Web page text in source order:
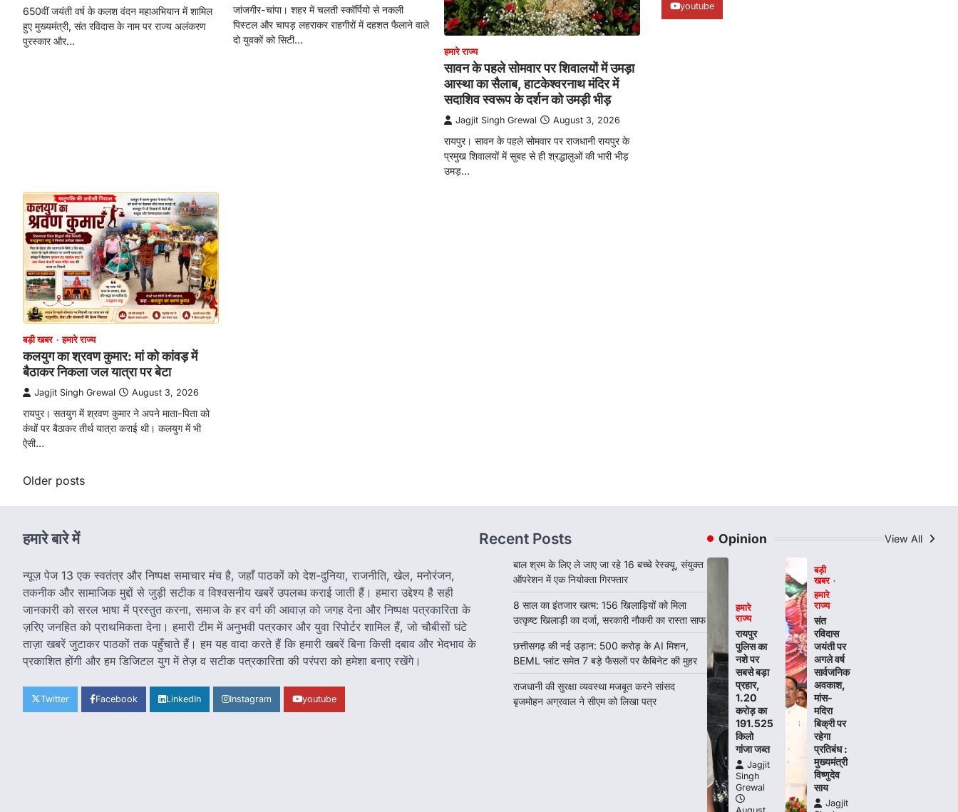
650वीं जयंती वर्ष के कलश वंदन महाअभियान में शामिल
हुए मुख्यमंत्री, संत रविदास के नाम पर राज्य अलंकरण
पुरस्कार और…
जांजगीर-चांपा। शहर में चलती स्कॉर्पियो से नकली
पिस्टल और चापड़ लहराकर राहगीरों में दहशत फैलाने वाले
दो युवकों को सिटी…
हमारे राज्य
सावन के पहले सोमवार पर शिवालयों में उमड़ा
आस्था का सैलाब, हाटकेश्वरनाथ मंदिर में
सदाशिव स्वरूप के दर्शन को उमड़ी भीड़
Jagjit Singh Grewal August 3, 2026
रायपुर। सावन के पहले सोमवार पर राजधानी रायपुर के
प्रमुख शिवालयों में सुबह से ही श्रद्धालुओं की भारी भीड़
उमड़…
बड़ी खबर हमारे राज्य
कलयुग का श्रवण कुमार: मां को कांवड़ में
बैठाकर निकला जल यात्रा पर बेटा
Jagjit Singh Grewal August 3, 2026
रायपुर। सतयुग में श्रवण कुमार ने अपने माता-पिता को
कंधों पर बैठाकर तीर्थ यात्रा कराई थी। कलयुग में भी
ऐसी…
Posts
navigation
Older posts
लिखा पत्र
2026
कमिश्नरेट के पुनर्गठन, 660 रिक्त पद भरने और
500 अतिरिक्त पुलिसकर्मियों की तैनाती की मांग…
youtube
हमारे बारे में
न्यूज़ पेज 13 एक स्वतंत्र और निष्पक्ष समाचार मंच है, जहाँ पाठकों को देश-दुनिया, राजनीति, खेल, मनोरंजन,
तकनीक और सामाजिक मुद्दों से जुड़ी सटीक व विश्वसनीय खबरें उपलब्ध कराई जाती हैं। हमारा उद्देश्य है सही
जानकारी को सरल भाषा में प्रस्तुत करना, समाज के हर वर्ग की आवाज़ को जगह देना और निष्पक्ष पत्रकारिता के
ज़रिए जनहित को प्राथमिकता देना। हमारी टीम में अनुभवी पत्रकार और युवा रिपोर्टर शामिल हैं, जो चौबीसों घंटे
ताज़ा खबरें जुटाकर पाठकों तक पहुँचाते हैं। हम यह वादा करते हैं कि हमारी खबरें बिना किसी दबाव और भेदभाव के
प्रकाशित होंगी और हम डिजिटल युग में तेज़ व सटीक पत्रकारिता की परंपरा को हमेशा बनाए रखेंगे।
Twitter Facebook LinkedIn Instagram youtube
Recent Posts
बाल श्रम के लिए ले जाए जा रहे 16 बच्चे रेस्क्यू, संयुक्त
ऑपरेशन में एक नियोक्ता गिरफ्तार
8 साल का इंतजार खत्म: 156 खिलाड़ियों को मिला
उत्कृष्ट खिलाड़ी का दर्जा, सरकारी नौकरी का रास्ता साफ
छत्तीसगढ़ की नई उड़ान: 500 करोड़ के AI मिशन,
BEML प्लांट समेत 7 बड़े फैसलों पर कैबिनेट की मुहर
राजधानी की सुरक्षा व्यवस्था मजबूत करने सांसद
बृजमोहन अग्रवाल ने सीएम को लिखा पत्र
Opinion View All
हमारे
राज्य
रायपुर
पुलिस का
नशे पर
सबसे बड़ा
प्रहार,
1.20
करोड़ का
191.525
किलो
गांजा जब्त
Jagjit
Singh
Grewal
बड़ी
खबर
हमारे
राज्य
संत
रविदास
जयंती पर
अगले वर्ष
सार्वजनिक
अवकाश,
मांस-
मदिरा
बिक्री पर
रहेगा
प्रतिबंध :
मुख्यमंत्री
विष्णुदेव
साय
Jagjit